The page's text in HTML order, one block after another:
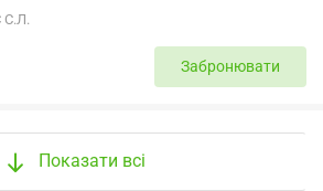
С.Л.
Забронювати
Показати всі